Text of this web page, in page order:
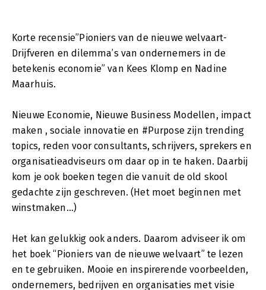
Korte recensie”Pioniers van de nieuwe welvaart-
Drijfveren en dilemma’s van ondernemers in de
betekenis economie” van Kees Klomp en Nadine
Maarhuis.
Nieuwe Economie, Nieuwe Business Modellen, impact
maken , sociale innovatie en #Purpose zijn trending
topics, reden voor consultants, schrijvers, sprekers en
organisatieadviseurs om daar op in te haken. Daarbij
kom je ook boeken tegen die vanuit de old skool
gedachte zijn geschreven. (Het moet beginnen met
winstmaken…)
Het kan gelukkig ook anders. Daarom adviseer ik om
het boek “Pioniers van de nieuwe welvaart” te lezen
en te gebruiken. Mooie en inspirerende voorbeelden,
ondernemers, bedrijven en organisaties met visie